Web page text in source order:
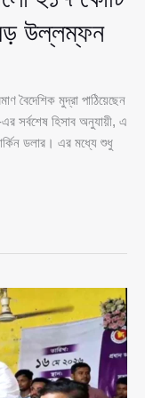
বড় উল্লম্ফন
বৈদেশিক মুদ্রা পাঠিয়েছেন
সর্বশেষ হিসাব অনুযায়ী, এ
ডলার। এর মধ্যে শুধু